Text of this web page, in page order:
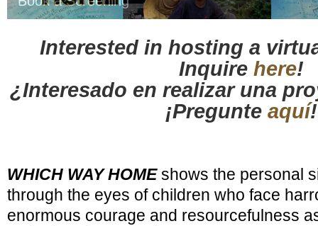
Interested in hosting a
Inquire here!
¿Interesado en realizar una
¡Pregunte aquí!
WHICH WAY HOMEshows the personal
through the eyes of children who face
enormous courage and resourcefulness